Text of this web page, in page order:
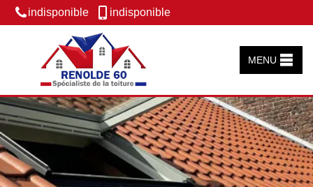
indisponible indisponible
MENU